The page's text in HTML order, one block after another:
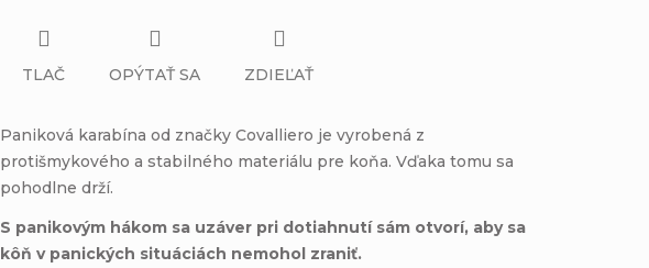
Paniková karabína od značky Covalliero je vyrobená z
protišmykového a stabilného materiálu pre koňa. Vďaka tomu sa
pohodlne drží.
S panikovým hákom sa uzáver pri dotiahnutí sám otvorí, aby sa
kôň v panických situáciách nemohol zraniť.
TLAČ OPÝTAŤ SA ZDIEĽAŤ